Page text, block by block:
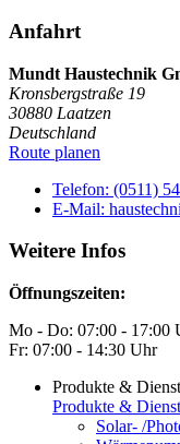
Anfahrt
Mundt Haustechnik
Kronsbergstraße 19
30880 Laatzen
Deutschland
Route planen
Telefon: (0511)
E-Mail:
Weitere Infos
Öffnungszeiten:
Mo - Do: 07:00 - 17:00
Fr: 07:00 - 14:30 Uhr
Produkte &
Produkte &
Solar- /